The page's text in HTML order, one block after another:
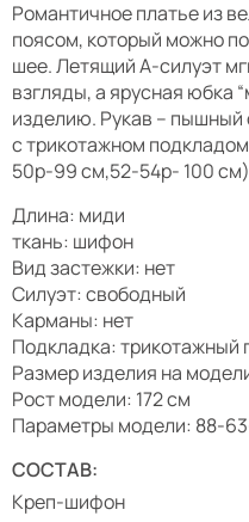
Романтичное платье из
поясом, который можно
шее. Летящий А-силуэт
взгляды, а ярусная юбка
изделию. Рукав – пышный
с трикотажном
50р-99 см,52-54р- 100
Длина: миди
ткань: шифон
Вид застежки: нет
Силуэт: свободный
Карманы: нет
Подкладка: трикотажный
Размер изделия на
Рост модели: 172 см
Параметры модели: 88-
СОСТАВ:
Креп-шифон